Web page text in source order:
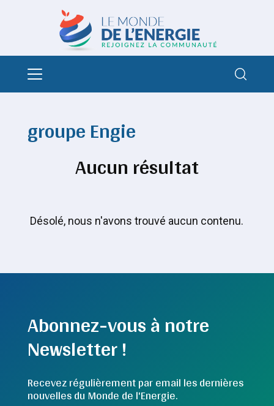
groupe Engie
Aucun résultat
Désolé, nous n'avons trouvé aucun contenu.
Abonnez-vous à notre
Newsletter !
Recevez régulièrement par email les dernières
nouvelles du Monde de l'Energie.